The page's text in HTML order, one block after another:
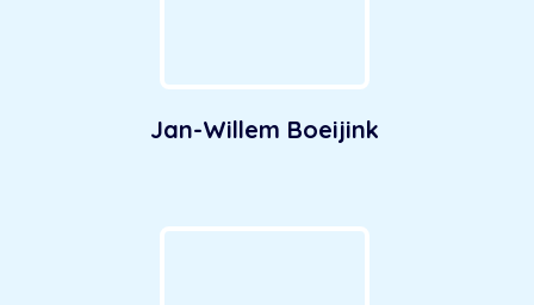
Jan-Willem Boeijink